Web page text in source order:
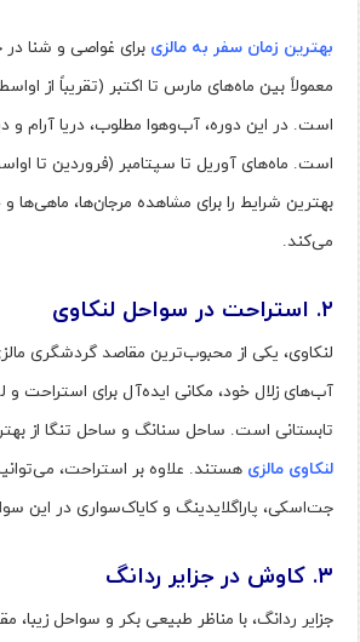
بهترین زمان سفر به مالزی برای غواصی و شنا در
معمولاً بین ماه‌های مارس تا اکتبر (تقریباً از
است. در این دوره، آب‌وهوا مطلوب، دریا آرام
است. ماه‌های آوریل تا سپتامبر (فروردین تا
بهترین شرایط را برای مشاهده مرجان‌ها، ماهی‌ها
می‌کند.
۲. استراحت در سواحل لنکاوی
لنکاوی، یکی از محبوب‌ترین مقاصد گردشگری
آب‌های زلال خود، مکانی ایده‌آل برای استراحت و
تابستانی است. ساحل سنانگ و ساحل تنگا از
لنکاوی مالزی هستند. علاوه بر استراحت،
جت‌اسکی، پاراگلایدینگ و کایاک‌سواری در این
۳.کاوش در جزایر ردانگ
جزایر ردانگ، با مناظر طبیعی بکر و سواحل زیبا،